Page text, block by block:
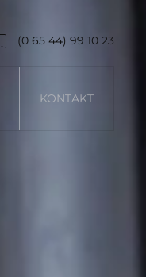
(0 65 44) 99 10 23
KONTAKT